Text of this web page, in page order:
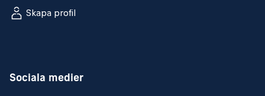
Skapa profil
Sociala medier